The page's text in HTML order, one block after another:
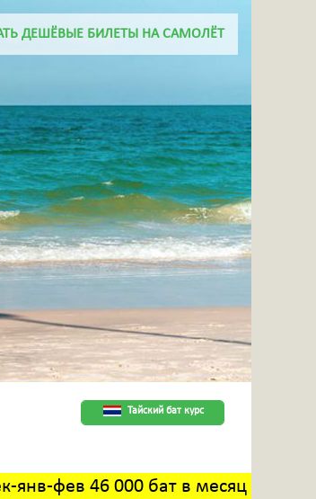
+7 918 656 46 06
ДЕШЁВЫЕ БИЛЕТЫ НА САМОЛЁТ
Тайский бат курс
янв-фев 46 000 бат в месяц